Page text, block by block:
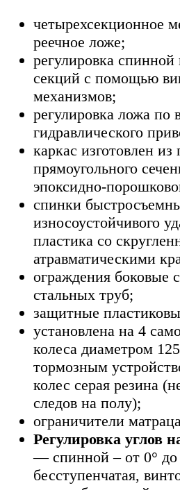
четырехсекционное
реечное ложе;
регулировка спинной
секций с помощью
механизмов;
регулировка ложа
гидравлического
каркас изготовлен
прямоугольного
эпоксидно-
спинки
износоустойчивого
пластика со
атравматическими
ограждения боковые
стальных труб;
защитные
установлена на 4
колеса диаметром
тормозным
колес серая резина
следов на полу);
ограничители
Регулировка углов
— спинной – от 0° до
бесступенчатая,